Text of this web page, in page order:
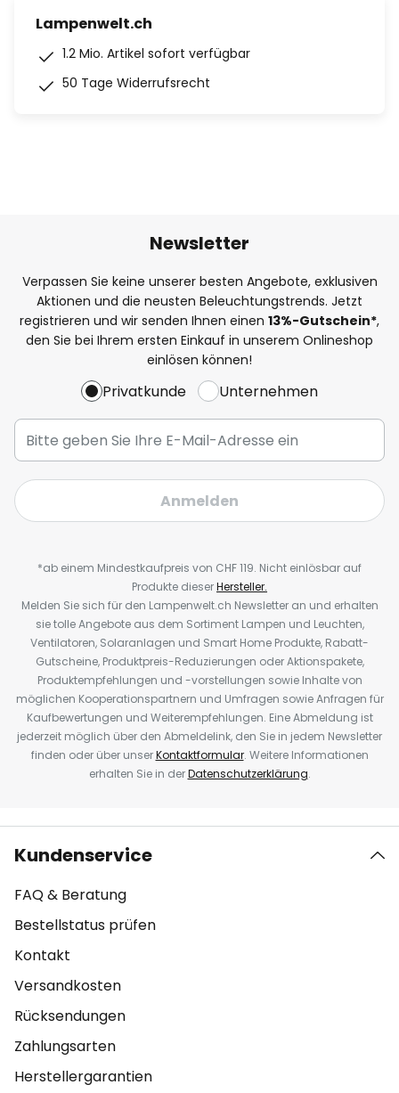
Lampenwelt.ch
1.2 Mio. Artikel sofort verfügbar
50 Tage Widerrufsrecht
Newsletter
Verpassen Sie keine unserer besten Angebote, exklusiven
Aktionen und die neusten Beleuchtungstrends. Jetzt
registrieren und wir senden Ihnen einen 13%-Gutschein*,
den Sie bei Ihrem ersten Einkauf in unserem Onlineshop
einlösen können!
Privatkunde Unternehmen
Anmelden
*ab einem Mindestkaufpreis von CHF 119. Nicht einlösbar auf
Produkte dieserHersteller.
Melden Sie sich für den Lampenwelt.ch Newsletter an und erhalten
sie tolle Angebote aus dem Sortiment Lampen und Leuchten,
Ventilatoren, Solaranlagen und Smart Home Produkte, Rabatt-
Gutscheine, Produktpreis-Reduzierungen oder Aktionspakete,
Produktempfehlungen und -vorstellungen sowie Inhalte von
möglichen Kooperationspartnern und Umfragen sowie Anfragen für
Kaufbewertungen und Weiterempfehlungen. Eine Abmeldung ist
jederzeit möglich über den Abmeldelink, den Sie in jedem Newsletter
finden oder über unserKontaktformular. Weitere Informationen
erhalten Sie in derDatenschutzerklärung.
Kundenservice
FAQ & Beratung
Bestellstatus prüfen
Kontakt
Versandkosten
Rücksendungen
Zahlungsarten
Herstellergarantien